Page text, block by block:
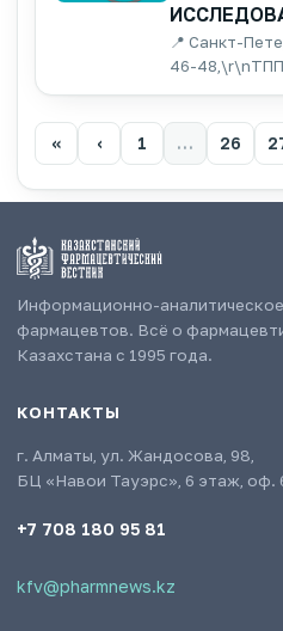
📍 Санкт-
46-48,\r\nТПП
« ‹ 1 … 26
Информационно-
фармацевтов. Всё о
Казахстана с 1995 года.
КОНТАКТЫ
г. Алматы, ул. Жандосова, 98,
БЦ «Навои Тауэрс», 6 этаж, оф.
+7 708 180 95 81
kfv@pharmnews.kz